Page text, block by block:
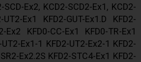
SCD-Ex2, KCD2-SCD2-Ex1, KCD2-
UT2-Ex1 KFD2-GUT-Ex1.D KFD2-
Ex2 KFD0-CC-Ex1 KFD0-TR-Ex1
Ex1-1 KFD2-UT2-Ex2-1 KFD2-
Ex2.2S KFD2-STC4-Ex1 KFD2-